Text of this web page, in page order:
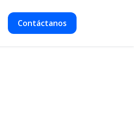
Contáctanos